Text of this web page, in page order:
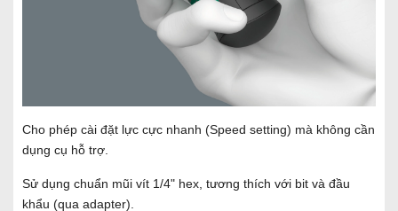
Cho phép cài đặt lực cực nhanh (Speed setting) mà không cần
dụng cụ hỗ trợ.
Sử dụng chuẩn mũi vít 1/4" hex, tương thích với bit và đầu
khẩu (qua adapter).